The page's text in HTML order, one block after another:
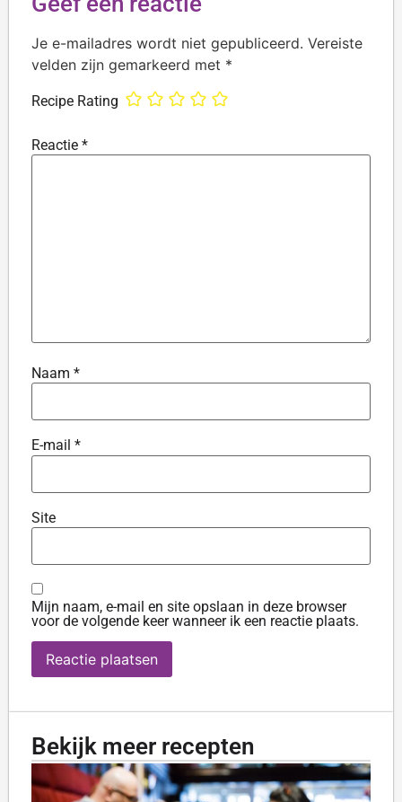
Je e-mailadres wordt niet gepubliceerd. Vereiste
velden zijn gemarkeerd met *
Recipe Rating
Reactie *
Naam *
E-mail *
Site
Mijn naam, e-mail en site opslaan in deze browser
voor de volgende keer wanneer ik een reactie plaats.
Bekijk meer recepten